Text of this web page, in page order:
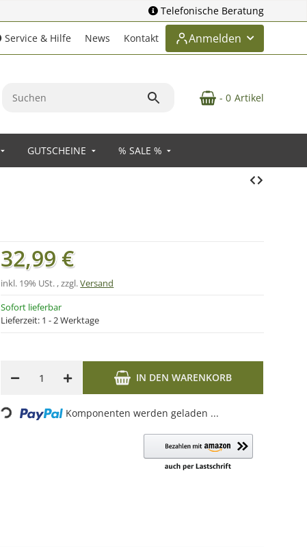
Telefonische Beratung
Service & Hilfe News Kontakt Anmelden
- 0 Artikel
GUTSCHEINE % SALE %
Sofort lieferbar
Lieferzeit: 1 - 2 Werktage
32,99 €
inkl. 19% USt. , zzgl.Versand
IN DEN WARENKORB
Loading... Komponenten werden geladen ...